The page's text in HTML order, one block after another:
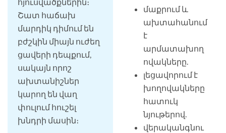
Շատ հաճախ
մարդիկ դիմում են
բժշկին միայն ուժեղ
ցավերի դեպքում,
սակայն որոշ
ախտանիշներ
կարող են վաղ
փուլում հուշել
խնդրի մասին։
մաքրում և
ախտահանում
է
արմատախող
ովակները.
լեցավորում է
խողովակները
հատուկ
նյութերով.
վերականգնու